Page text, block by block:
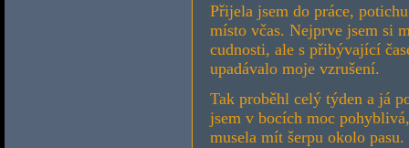
Přijela jsem do práce,
místo včas. Nejprve jsem si
cudnosti, ale s přibývající
upadávalo moje vzrušení.
Tak proběhl celý týden a já
jsem v bocích moc
musela mít šerpu okolo pasu.